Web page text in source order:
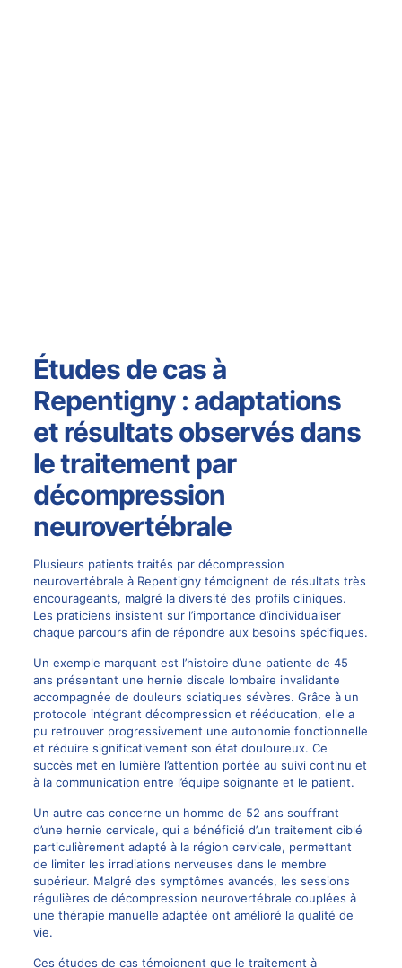
Études de cas à
Repentigny : adaptations
et résultats observés dans
le traitement par
décompression
neurovertébrale
Plusieurs patients traités par décompression
neurovertébrale à Repentigny témoignent de résultats très
encourageants, malgré la diversité des profils cliniques.
Les praticiens insistent sur l’importance d’individualiser
chaque parcours afin de répondre aux besoins spécifiques.
Un exemple marquant est l’histoire d’une patiente de 45
ans présentant une hernie discale lombaire invalidante
accompagnée de douleurs sciatiques sévères. Grâce à un
protocole intégrant décompression et rééducation, elle a
pu retrouver progressivement une autonomie fonctionnelle
et réduire significativement son état douloureux. Ce
succès met en lumière l’attention portée au suivi continu et
à la communication entre l’équipe soignante et le patient.
Un autre cas concerne un homme de 52 ans souffrant
d’une hernie cervicale, qui a bénéficié d’un traitement ciblé
particulièrement adapté à la région cervicale, permettant
de limiter les irradiations nerveuses dans le membre
supérieur. Malgré des symptômes avancés, les sessions
régulières de décompression neurovertébrale couplées à
une thérapie manuelle adaptée ont amélioré la qualité de
vie.
Ces études de cas témoignent que le traitement à